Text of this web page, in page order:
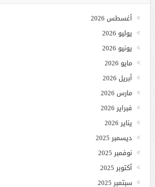
أغسطس 2026
يوليو 2026
يونيو 2026
مايو 2026
أبريل 2026
مارس 2026
فبراير 2026
يناير 2026
ديسمبر 2025
نوفمبر 2025
أكتوبر 2025
سبتمبر 2025